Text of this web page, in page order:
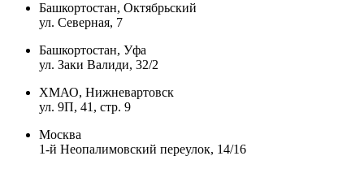
Башкортостан, Октябрьский
ул. Северная, 7
Башкортостан, Уфа
ул. Заки Валиди, 32/2
ХМАО, Нижневартовск
ул. 9П, 41, стр. 9
Москва
1-й Неопалимовский переулок, 14/16